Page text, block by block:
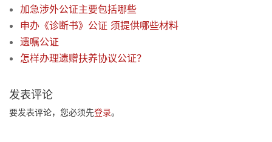
加急涉外公证主要包括哪些
申办《诊断书》公证 须提供哪些材料
遗嘱公证
怎样办理遗赠扶养协议公证？
发表评论
要发表评论，您必须先登录。